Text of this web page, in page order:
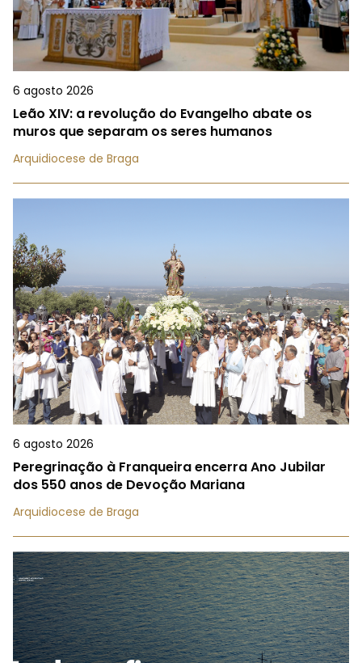
6 agosto 2026
Leão XIV: a revolução do Evangelho abate os
muros que separam os seres humanos
Arquidiocese de Braga
6 agosto 2026
Peregrinação à Franqueira encerra Ano Jubilar
dos 550 anos de Devoção Mariana
Arquidiocese de Braga